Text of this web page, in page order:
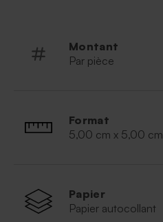
Montant
Par pièce
Format
5,00 cm x 5,00 cm
Papier
Papier autocollant